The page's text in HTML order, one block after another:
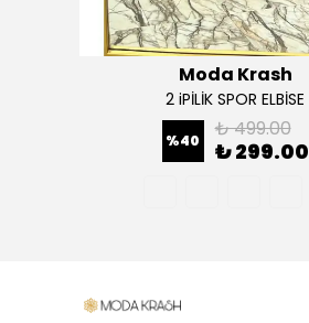
Moda Krash
2 iPİLİK SPOR ELBİSE
%40 ₺ 499.00
₺ 299.00